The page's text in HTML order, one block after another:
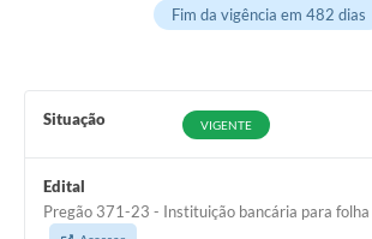
Fim da vigência em 482 dias
Situação VIGENTE
Edital
Pregão 371-23 - Instituição bancária para